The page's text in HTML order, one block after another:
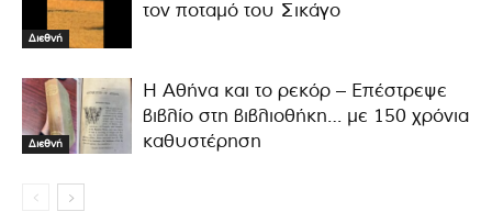
Διεθνή
τον ποταμό του Σικάγο
Διεθνή
Η Αθήνα και το ρεκόρ – Επέστρεψε
βιβλίο στη βιβλιοθήκη… με 150 χρόνια
καθυστέρηση